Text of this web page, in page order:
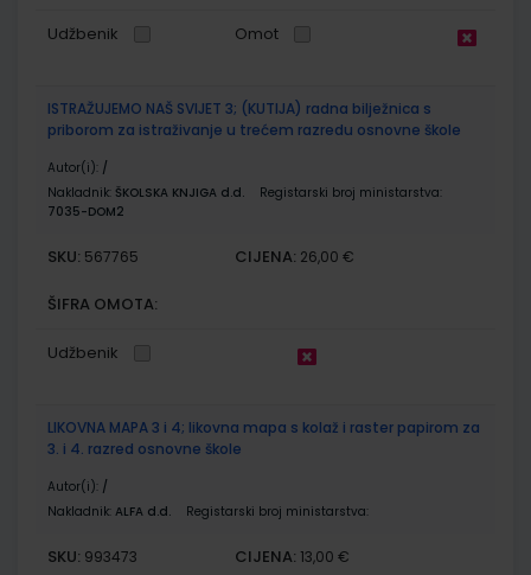
Udžbenik Omot
ISTRAŽUJEMO NAŠ SVIJET 3; (KUTIJA) radna bilježnica s
priborom za istraživanje u trećem razredu osnovne škole
Autor(i): /
Nakladnik: ŠKOLSKA KNJIGA d.d.
Registarski broj ministarstva:
7035-DOM2
SKU: 567765 CIJENA: 26,00 €
ŠIFRA OMOTA:
Udžbenik
LIKOVNA MAPA 3 i 4; likovna mapa s kolaž i raster papirom za
3. i 4. razred osnovne škole
Autor(i): /
Nakladnik: ALFA d.d. Registarski broj ministarstva:
SKU: 993473 CIJENA: 13,00 €